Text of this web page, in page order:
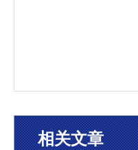
相关文章